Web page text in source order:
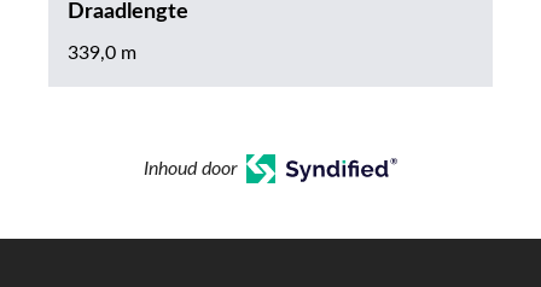
Draadlengte
339,0 m
Inhoud door